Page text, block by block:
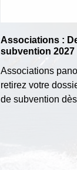
Associations :
subvention 2027
Associations
retirez votre
de subvention